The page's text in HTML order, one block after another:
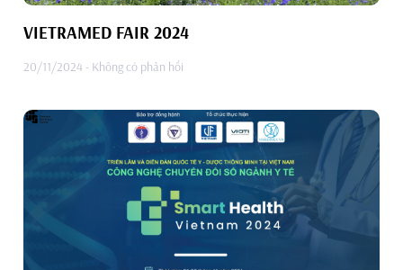
VIETRAMED FAIR 2024
20/11/2024 Không có phản hồi